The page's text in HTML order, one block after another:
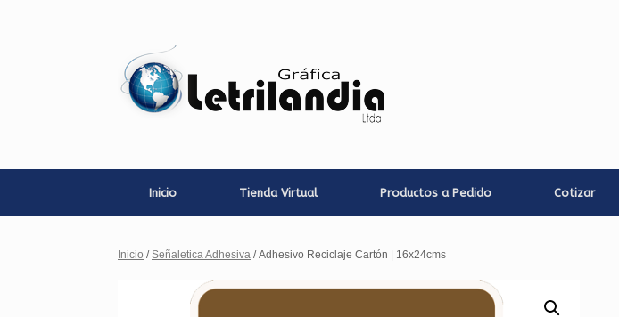
Inicio Tienda Virtual Productos a Pedido Cotizar
Inicio /Señaletica Adhesiva / Adhesivo Reciclaje Cartón | 16x24cms